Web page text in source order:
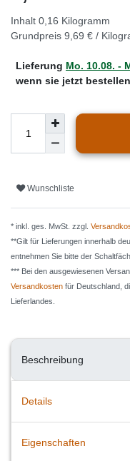
Inhalt 0,16 Kilogramm
Grundpreis 9,69 € /
Lieferung Mo. 10.08. -
wenn sie jetzt
Wunschliste
* inkl. ges. MwSt. zzgl.
**Gilt für Lieferungen innerhalb
entnehmen Sie bitte der
*** Bei den ausgewiesenen
Versandkosten für Deutschland,
Lieferlandes.
Beschreibung
Details
Eigenschaften